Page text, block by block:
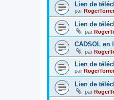
Lien de
par
Lien de
par
CADSOL en
par
Lien de
par
Lien de
par